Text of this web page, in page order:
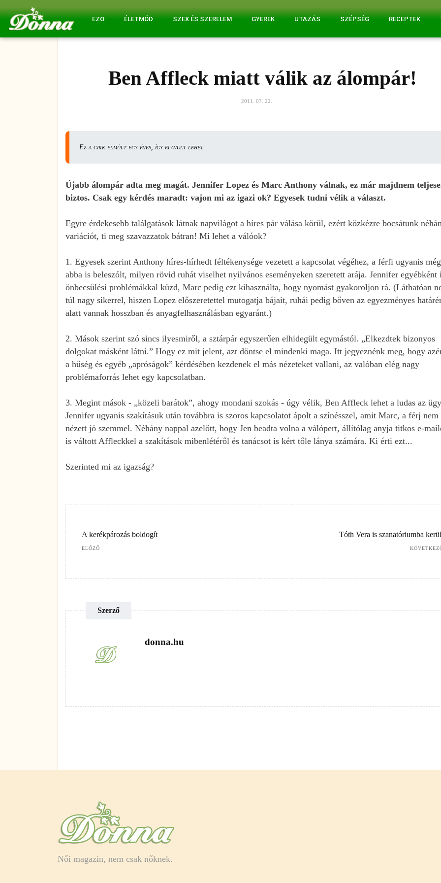
EZO ÉLETMÓD SZEX ÉS SZERELEM GYEREK UTAZÁS SZÉPSÉG RECEPTEK
Ben Affleck miatt válik az álompár!
2011. 07. 22.
Ez a cikk elmúlt egy éves, így elavult lehet.
Újabb álompár adta meg magát. Jennifer Lopez és Marc Anthony válnak, ez már majdnem
biztos. Csak egy kérdés maradt: vajon mi az igazi ok? Egyesek tudni vélik a választ.
Egyre érdekesebb találgatások látnak napvilágot a híres pár válása körül, ezért közkézre bocsátunk
variációt, ti meg szavazzatok bátran! Mi lehet a válóok?
1. Egyesek szerint Anthony híres-hírhedt féltékenysége vezetett a kapcsolat végéhez, a férfi ugyanis még
abba is beleszólt, milyen rövid ruhát viselhet nyilvános eseményeken szeretett arája. Jennifer egyébként
önbecsülési problémákkal küzd, Marc pedig ezt kihasználta, hogy nyomást gyakoroljon rá. (Láthatóan
túl nagy sikerrel, hiszen Lopez előszeretettel mutogatja bájait, ruhái pedig bőven az egyezményes
alatt vannak hosszban és anyagfelhasználásban egyaránt.)
2. Mások szerint szó sincs ilyesmiről, a sztárpár egyszerűen elhidegült egymástól. „Elkezdtek bizonyos
dolgokat másként látni.” Hogy ez mit jelent, azt döntse el mindenki maga. Itt jegyeznénk meg, hogy
a hűség és egyéb „apróságok” kérdésében kezdenek el más nézeteket vallani, az valóban elég nagy
problémaforrás lehet egy kapcsolatban.
3. Megint mások - „közeli barátok”, ahogy mondani szokás - úgy vélik, Ben Affleck lehet a ludas az
Jennifer ugyanis szakításuk után továbbra is szoros kapcsolatot ápolt a színésszel, amit Marc, a férj nem
nézett jó szemmel. Néhány nappal azelőtt, hogy Jen beadta volna a válópert, állítólag anyja titkos e-
is váltott Affleckkel a szakítások mibenlétéről és tanácsot is kért tőle lánya számára. Ki érti ezt...
Szerinted mi az igazság?
A kerékpározás boldogít
ELŐZŐ
Tóth Vera is szanatóriumba
Szerző
donna.hu
Női magazin, nem csak nőknek.